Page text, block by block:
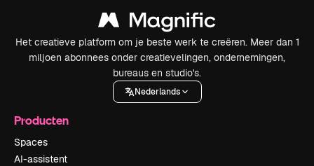
Het creatieve platform om je beste werk te creëren. Meer dan 1
miljoen abonnees onder creatievelingen, ondernemingen,
bureaus en studio's.
Nederlands
Producten
Spaces
AI-assistent